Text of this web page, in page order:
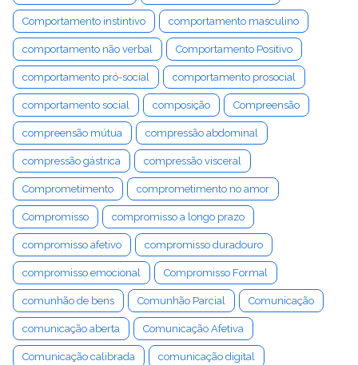
Comportamento instintivo comportamento masculino
comportamento não verbal Comportamento Positivo
comportamento pró-social comportamento prosocial
comportamento social composição Compreensão
compreensão mútua compressão abdominal
compressão gástrica compressão visceral
Comprometimento comprometimento no amor
Compromisso compromisso a longo prazo
compromisso afetivo compromisso duradouro
compromisso emocional Compromisso Formal
comunhão de bens Comunhão Parcial Comunicação
comunicação aberta Comunicação Afetiva
Comunicação calibrada comunicação digital